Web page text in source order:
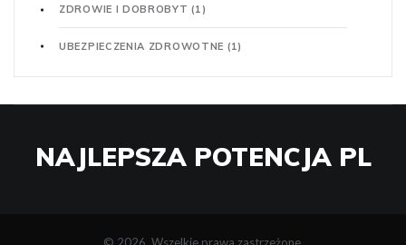
ZDROWIE I DOBROBYT(1)
UBEZPIECZENIA ZDROWOTNE (1)
NAJLEPSZA POTENCJA PL